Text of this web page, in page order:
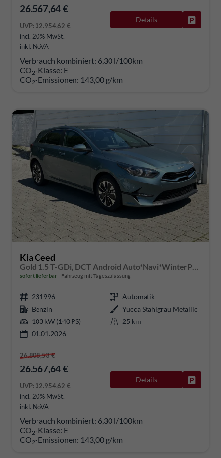
26.567,64 €
UVP:32.954,62 €
incl. 20% MwSt.
inkl. NoVA
Details
Verbrauch kombiniert: 6,30 l/100km
CO2-Klasse: E
CO2-Emissionen: 143,00 g/km
Kia Ceed
Gold 1.5 T-GDi, DCT Android Auto*Navi*WinterPak*Klimaauto*16"*Kamera*PrivacyGlas*
sofort lieferbar Fahrzeug mit Tageszulassung
231996
Automatik
Benzin
Yucca Stahlgrau Metallic
103 kW (140 PS)
25 km
01.01.2026
26.808,53 €
26.567,64 €
UVP:32.954,62 €
incl. 20% MwSt.
inkl. NoVA
Details
Verbrauch kombiniert: 6,30 l/100km
CO2-Klasse: E
CO2-Emissionen: 143,00 g/km